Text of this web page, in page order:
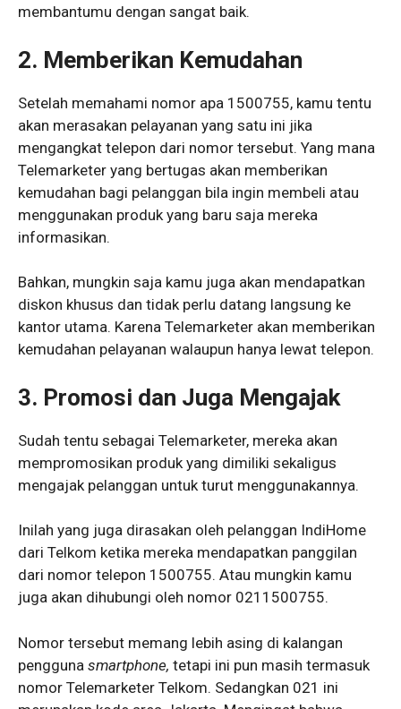
membantumu dengan sangat baik.
2. Memberikan Kemudahan
Setelah memahami nomor apa 1500755, kamu tentu
akan merasakan pelayanan yang satu ini jika
mengangkat telepon dari nomor tersebut. Yang mana
Telemarketer yang bertugas akan memberikan
kemudahan bagi pelanggan bila ingin membeli atau
menggunakan produk yang baru saja mereka
informasikan.
Bahkan, mungkin saja kamu juga akan mendapatkan
diskon khusus dan tidak perlu datang langsung ke
kantor utama. Karena Telemarketer akan memberikan
kemudahan pelayanan walaupun hanya lewat telepon.
3. Promosi dan Juga Mengajak
Sudah tentu sebagai Telemarketer, mereka akan
mempromosikan produk yang dimiliki sekaligus
mengajak pelanggan untuk turut menggunakannya.
Inilah yang juga dirasakan oleh pelanggan IndiHome
dari Telkom ketika mereka mendapatkan panggilan
dari nomor telepon 1500755. Atau mungkin kamu
juga akan dihubungi oleh nomor 0211500755.
Nomor tersebut memang lebih asing di kalangan
pengguna smartphone, tetapi ini pun masih termasuk
nomor Telemarketer Telkom. Sedangkan 021 ini